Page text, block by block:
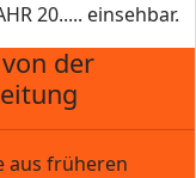
20..... einsehbar.
der
aus früheren